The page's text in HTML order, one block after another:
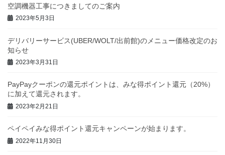
空調機器工事につきましてのご案内
2023年5月3日
デリバリーサービス(UBER/WOLT/出前館)のメニュー価格改定のお
知らせ
2023年3月31日
PayPayクーポンの還元ポイントは、みな得ポイント還元（20%）
に加えて還元されます。
2023年2月21日
ペイペイみな得ポイント還元キャンペーンが始まります。
2022年11月30日